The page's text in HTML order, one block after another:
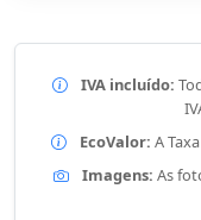
IVA incluído:
EcoValor: A
Imagens: As